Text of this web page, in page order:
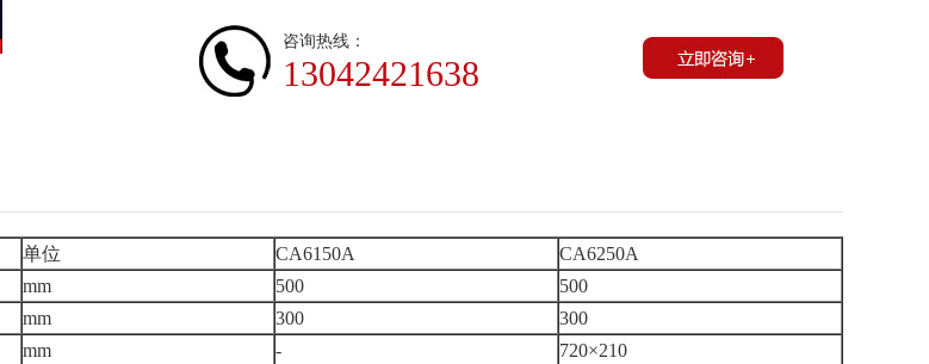
咨询热线：
13042421638
单位 CA6150A
CA6250A
mm 500
500
mm 300
300
mm - 720×210